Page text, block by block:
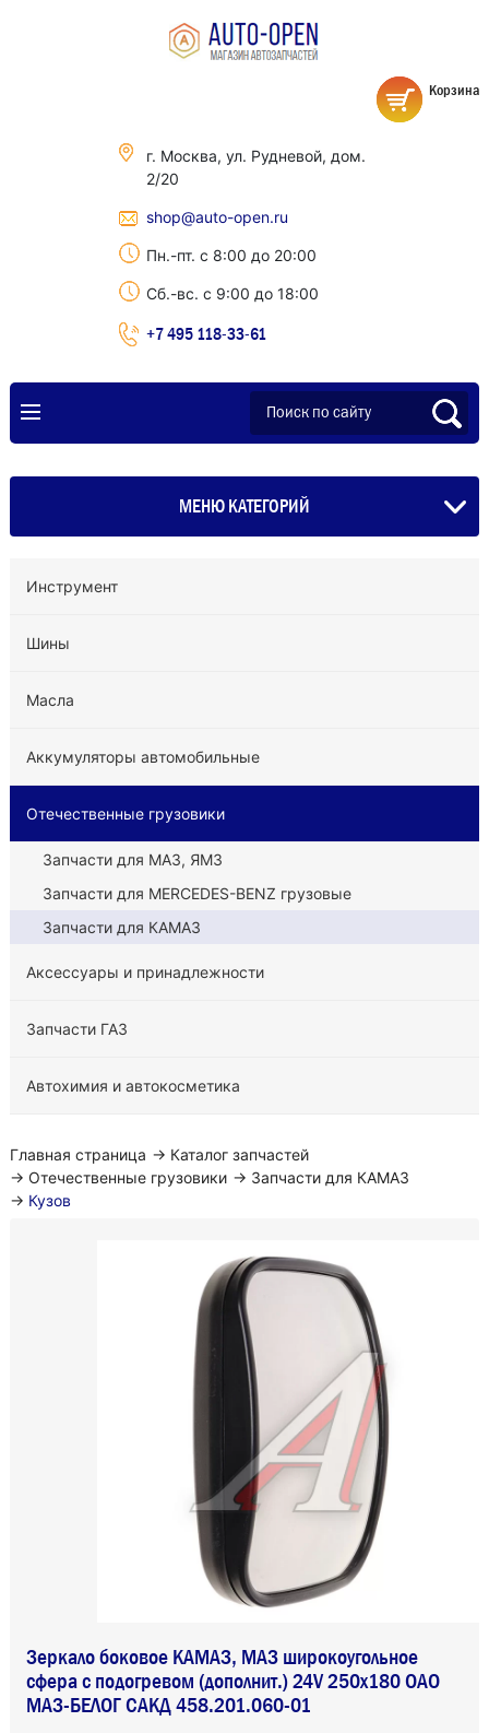
г. Москва, ул. Рудневой, дом.
2/20
shop@auto-open.ru
Пн.-пт. с 8:00 до 20:00
Сб.-вс. с 9:00 до 18:00
+7 495 118-33-61
Корзина
МЕНЮ КАТЕГОРИЙ
Инструмент
Шины
Масла
Аккумуляторы автомобильные
Отечественные грузовики
Запчасти для МАЗ, ЯМЗ
Запчасти для MERCEDES-BENZ грузовые
Запчасти для КАМАЗ
Аксессуары и принадлежности
Запчасти ГАЗ
Автохимия и автокосметика
Главная страница → Каталог запчастей
→ Отечественные грузовики → Запчасти для КАМАЗ
→ Кузов
Зеркало боковое КАМАЗ, МАЗ широкоугольное
сфера с подогревом (дополнит.) 24V 250х180 ОАО
МАЗ-БЕЛОГ САКД 458.201.060-01